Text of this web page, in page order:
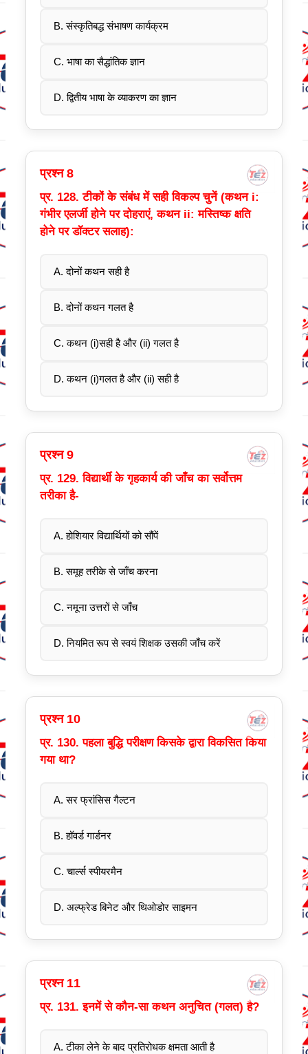
B. संस्कृतिबद्ध संभाषण कार्यक्रम
C. भाषा का सैद्धांतिक ज्ञान
D. द्वितीय भाषा के व्याकरण का ज्ञान
प्रश्न 8
प्र. 128. टीकों के संबंध में सही विकल्प चुनें (कथन i:
गंभीर एलर्जी होने पर दोहराएं, कथन ii: मस्तिष्क क्षति
होने पर डॉक्टर सलाह):
A. दोनों कथन सही है
B. दोनों कथन गलत है
C. कथन (i)सही है और (ii) गलत है
D. कथन (i)गलत है और (ii) सही है
प्रश्न 9
प्र. 129. विद्यार्थी के गृहकार्य की जाँच का सर्वोत्तम
तरीका है-
A. होशियार विद्यार्थियों को सौंपें
B. समूह तरीके से जाँच करना
C. नमूना उत्तरों से जाँच
D. नियमित रूप से स्वयं शिक्षक उसकी जाँच करें
प्रश्न 10
प्र. 130. पहला बुद्धि परीक्षण किसके द्वारा विकसित किया
गया था?
A. सर फ्रांसिस गैल्टन
B. हॉवर्ड गार्डनर
C. चार्ल्स स्पीयरमैन
D. अल्फ्रेड बिनेट और थिओडोर साइमन
प्रश्न 11
प्र. 131. इनमें से कौन-सा कथन अनुचित (गलत) है?
A. टीका लेने के बाद प्रतिरोधक क्षमता आती है